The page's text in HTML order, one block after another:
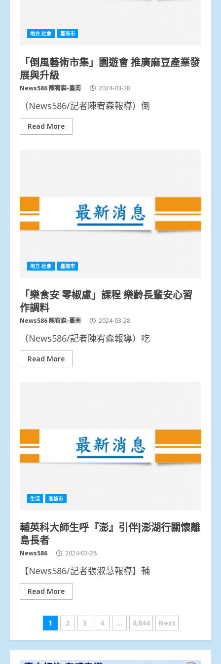
地方.社會 臺南市
「倒風藝術市集」園遊會 推廣麻豆產業發
展與升級
News586 陳宥森-臺南 2024-03-28
（News586/記者陳宥森報導）倒
Read More
地方.社會 臺南市
「樂食安 零椒慮」課程 樂齡長輩安心習
作調料
News586 陳宥森-臺南 2024-03-28
（News586/記者陳宥森報導）吃
Read More
生活 高雄市
輔英科大師生呼『澎』引伴|澎湖行關懷離
島長者
News586 2024-03-28
【News586/記者張淑慧報導】輔
Read More
文
章
1 2 3 4 ... 4,844 Next